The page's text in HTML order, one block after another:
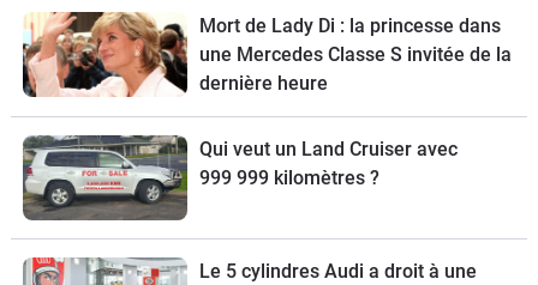
Mort de Lady Di : la princesse dans
une Mercedes Classe S invitée de la
dernière heure
Qui veut un Land Cruiser avec
999 999 kilomètres ?
Le 5 cylindres Audi a droit à une